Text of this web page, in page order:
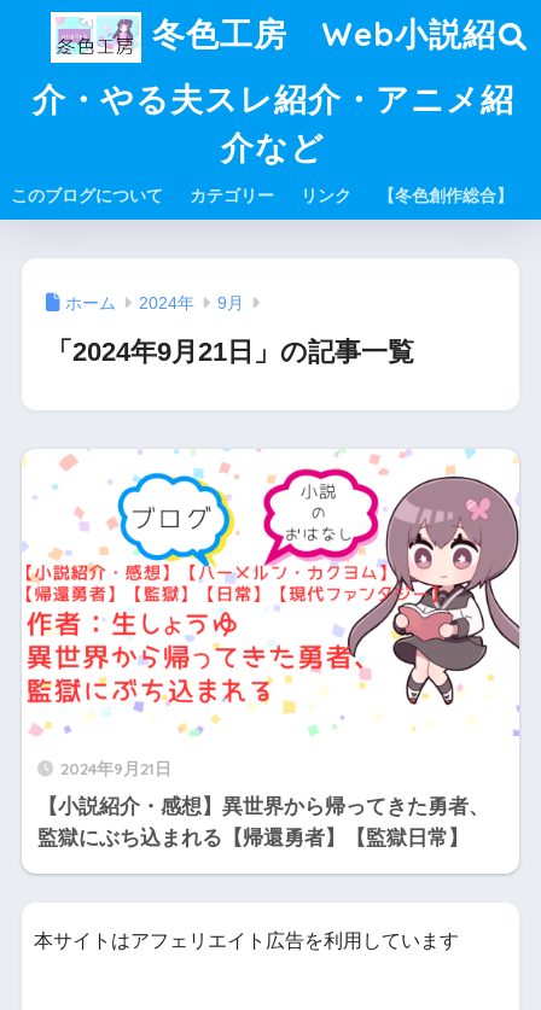
冬色工房 Web小説紹
介・やる夫スレ紹介・アニメ紹
介など
このブログについて カテゴリー リンク 【冬色創作総合】
ホーム 2024年 9月
「2024年9月21日」の記事一覧
2024年9月21日
【小説紹介・感想】異世界から帰ってきた勇者、
監獄にぶち込まれる【帰還勇者】【監獄日常】
本サイトはアフェリエイト広告を利用しています